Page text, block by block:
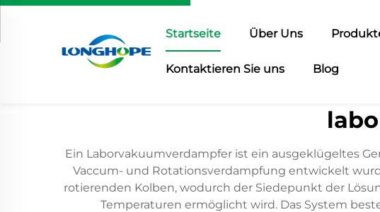
Startseite Über Uns
Kontaktieren Sie uns Blog
Ein Laborvakuumverdampfer ist ein ausgeklügeltes
Vaccum- und Rotationsverdampfung entwickelt
rotierenden Kolben, wodurch der Siedepunkt der
Temperaturen ermöglicht wird. Das System